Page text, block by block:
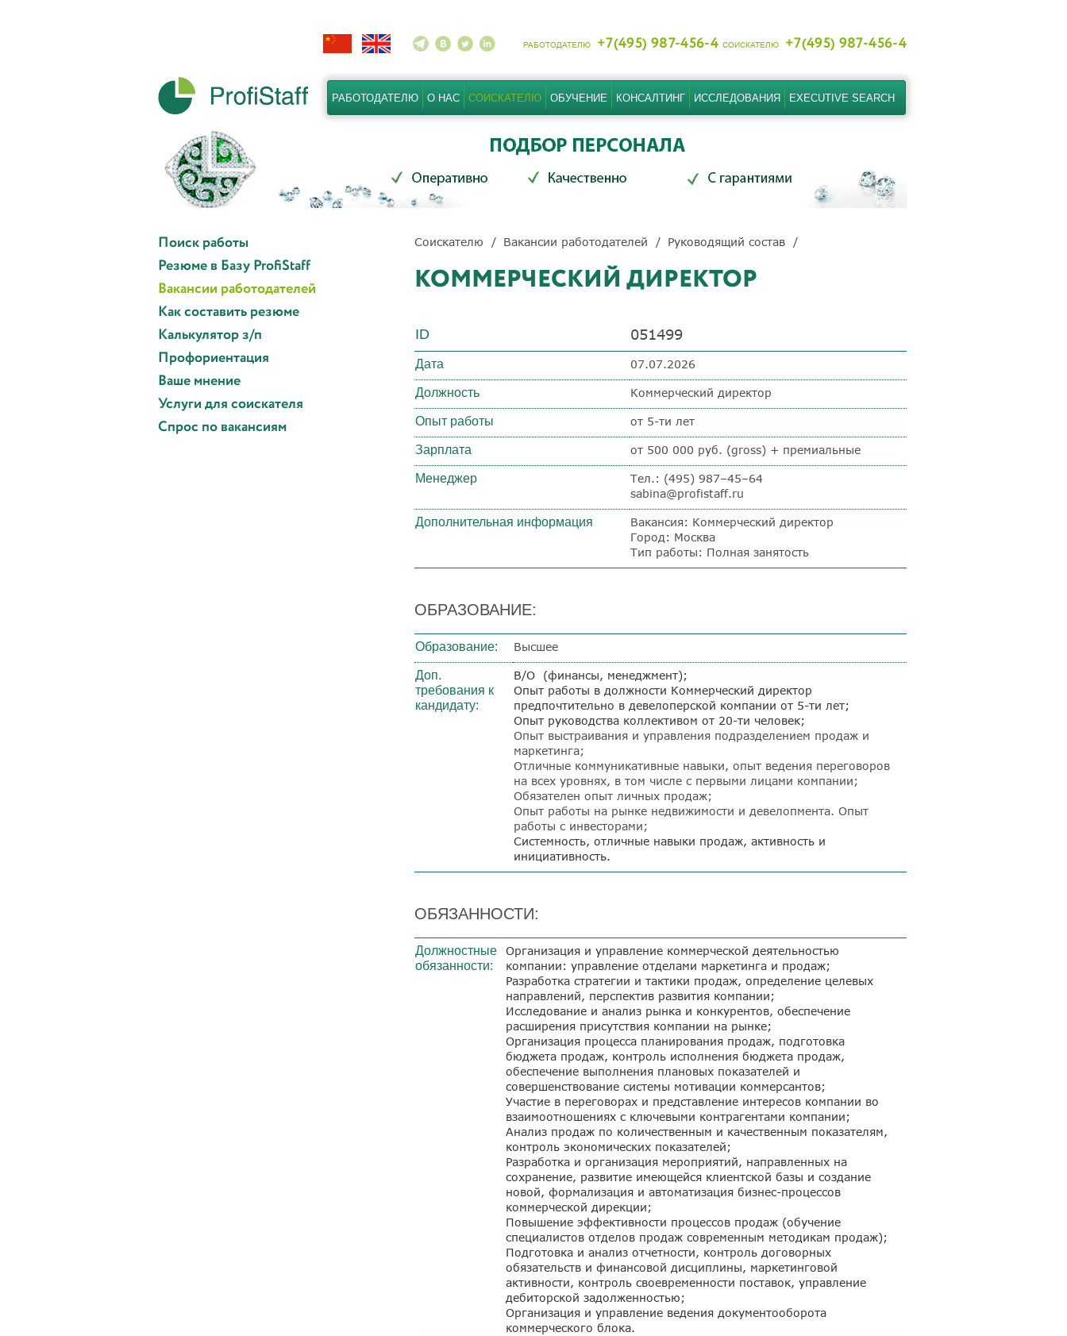
РАБОТОДАТЕЛЮ +7(495) 987-456-4 СОИСКАТЕЛЮ +7(495) 987-456-4
РАБОТОДАТЕЛЮ О НАС СОИСКАТЕЛЮ ОБУЧЕНИЕ КОНСАЛТИНГ ИССЛЕДОВАНИЯ EXECUTIVE SEARCH
Поиск работы
Резюме в Базу ProfiStaff
Вакансии работодателей
Как составить резюме
Калькулятор з/п
Профориентация
Ваше мнение
Услуги для соискателя
Спрос по вакансиям
Соискателю Вакансии работодателей Руководящий состав
КОММЕРЧЕСКИЙ ДИРЕКТОР
ID 051499
Дата 07.07.2026
Должность Коммерческий директор
Опыт работы от 5-ти лет
Зарплата от 500 000 руб. (gross) + премиальные
Менеджер
Тел.: (495) 987–45–64
sabina@profistaff.ru
Дополнительная информация
Вакансия: Коммерческий директор
Город: Москва
Тип работы: Полная занятость
ОБРАЗОВАНИЕ:
Образование: Высшее
Доп.
требования к
кандидату:
В/О (финансы, менеджмент);
Опыт работы в должности Коммерческий директор
предпочтительно в девелоперской компании от 5-ти лет;
Опыт руководства коллективом от 20-ти человек;
Опыт выстраивания и управления подразделением продаж и
маркетинга;
Отличные коммуникативные навыки, опыт ведения переговоров
на всех уровнях, в том числе с первыми лицами компании;
Обязателен опыт личных продаж;
Опыт работы на рынке недвижимости и девелопмента. Опыт
работы с инвесторами;
Системность, отличные навыки продаж, активность и
инициативность.
ОБЯЗАННОСТИ:
Должностные
обязанности:
Организация и управление коммерческой деятельностью
компании: управление отделами маркетинга и продаж;
Разработка стратегии и тактики продаж, определение целевых
направлений, перспектив развития компании;
Исследование и анализ рынка и конкурентов, обеспечение
расширения присутствия компании на рынке;
Организация процесса планирования продаж, подготовка
бюджета продаж, контроль исполнения бюджета продаж,
обеспечение выполнения плановых показателей и
совершенствование системы мотивации коммерсантов;
Участие в переговорах и представление интересов компании во
взаимоотношениях с ключевыми контрагентами компании;
Анализ продаж по количественным и качественным показателям,
контроль экономических показателей;
Разработка и организация мероприятий, направленных на
сохранение, развитие имеющейся клиентской базы и создание
новой, формализация и автоматизация бизнес-процессов
коммерческой дирекции;
Повышение эффективности процессов продаж (обучение
специалистов отделов продаж современным методикам продаж);
Подготовка и анализ отчетности, контроль договорных
обязательств и финансовой дисциплины, маркетинговой
активности, контроль своевременности поставок, управление
дебиторской задолженностью;
Организация и управление ведения документооборота
коммерческого блока.